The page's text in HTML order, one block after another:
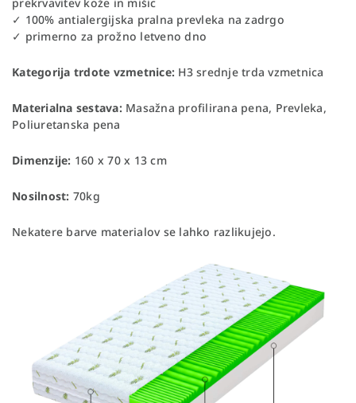
✓ 100% antialergijska pralna prevleka na zadrgo
✓ primerno za prožno letveno dno
Kategorija trdote vzmetnice: H3 srednje trda vzmetnica
Materialna sestava:Masažna profilirana pena, Prevleka,
Poliuretanska pena
Dimenzije: 160 x 70 x 13 cm
Nosilnost: 70kg
Nekatere barve materialov se lahko razlikujejo.